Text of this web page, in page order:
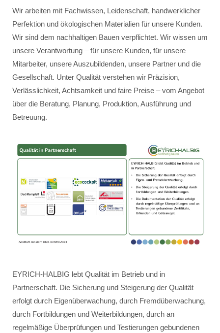
Wir arbeiten mit Fachwissen, Leidenschaft, handwerklicher
Perfektion und ökologischen Materialien für unsere Kunden.
Wir sind dem nachhaltigen Bauen verpflichtet. Wir wissen um
unsere Verantwortung – für unsere Kunden, für unsere
Mitarbeiter, unsere Auszubildenden, unsere Partner und die
Gesellschaft. Unter Qualität verstehen wir Präzision,
Verlässlichkeit, Achtsamkeit und faire Preise – vom Angebot
über die Beratung, Planung, Produktion, Ausführung und
Betreuung.
EYRICH-HALBIG lebt Qualität im Betrieb und in
Partnerschaft. Die Sicherung und Steigerung der Qualität
erfolgt durch Eigenüberwachung, durch Fremdüberwachung,
durch Fortbildungen und Weiterbildungen, durch an
regelmäßige Überprüfungen und Testierungen gebundenen